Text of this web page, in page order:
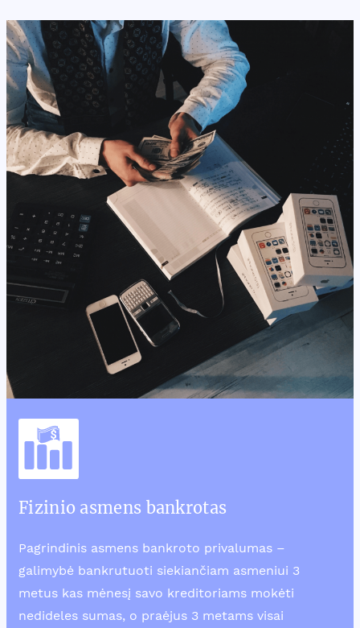
Fizinio asmens bankrotas
Pagrindinis asmens bankroto privalumas –
galimybė bankrutuoti siekiančiam asmeniui 3
metus kas mėnesį savo kreditoriams mokėti
nedideles sumas, o praėjus 3 metams visai